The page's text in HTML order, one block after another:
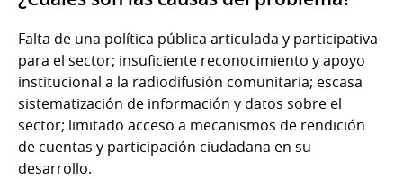
Falta de una política pública articulada y participativa
para el sector; insuficiente reconocimiento y apoyo
institucional a la radiodifusión comunitaria; escasa
sistematización de información y datos sobre el
sector; limitado acceso a mecanismos de rendición
de cuentas y participación ciudadana en su
desarrollo.